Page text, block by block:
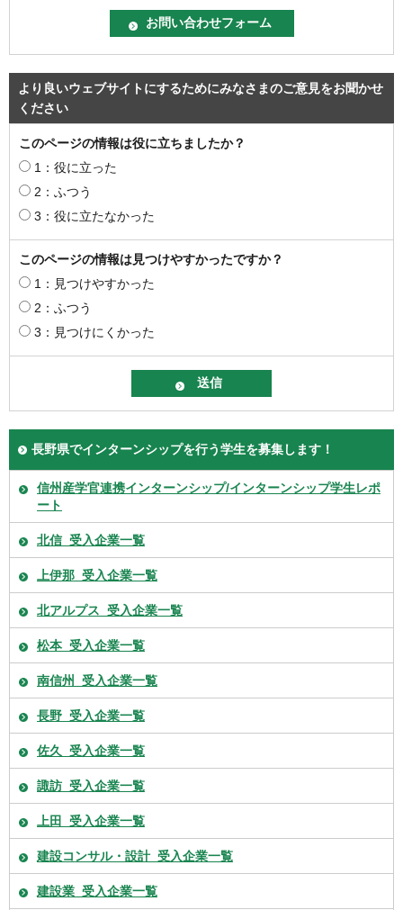
より良いウェブサイトにするためにみなさまのご意見をお聞かせ
ください
このページの情報は役に立ちましたか？
1：役に立った
2：ふつう
3：役に立たなかった
このページの情報は見つけやすかったですか？
1：見つけやすかった
2：ふつう
3：見つけにくかった
長野県でインターンシップを行う学生を募集します！
信州産学官連携インターンシップ/インターンシップ学生レポ
ート
北信_受入企業一覧
上伊那_受入企業一覧
北アルプス_受入企業一覧
松本_受入企業一覧
南信州_受入企業一覧
長野_受入企業一覧
佐久_受入企業一覧
諏訪_受入企業一覧
上田_受入企業一覧
建設コンサル・設計_受入企業一覧
建設業_受入企業一覧